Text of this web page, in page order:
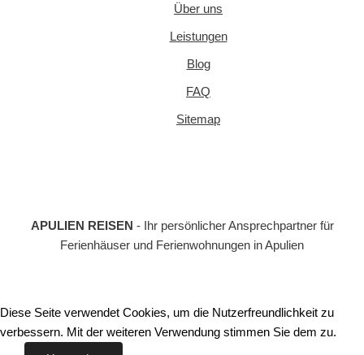
Über uns
Leistungen
Blog
FAQ
Sitemap
APULIEN REISEN - Ihr persönlicher Ansprechpartner für
Ferienhäuser und Ferienwohnungen in Apulien
Diese Seite verwendet Cookies, um die Nutzerfreundlichkeit zu
verbessern. Mit der weiteren Verwendung stimmen Sie dem zu.